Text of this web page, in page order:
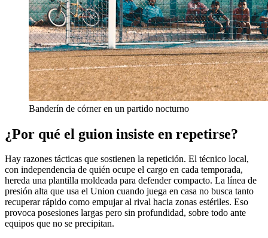
Banderín de córner en un partido nocturno
¿Por qué el guion insiste en repetirse?
Hay razones tácticas que sostienen la repetición. El técnico local,
con independencia de quién ocupe el cargo en cada temporada,
hereda una plantilla moldeada para defender compacto. La línea de
presión alta que usa el Union cuando juega en casa no busca tanto
recuperar rápido como empujar al rival hacia zonas estériles. Eso
provoca posesiones largas pero sin profundidad, sobre todo ante
equipos que no se precipitan.